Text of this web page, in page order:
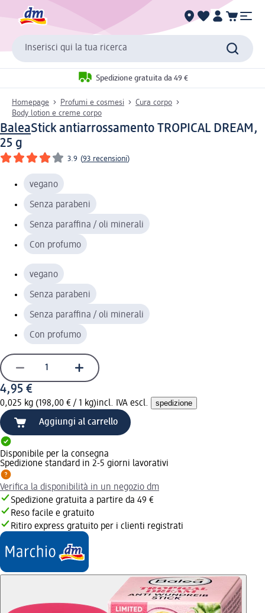
Inserisci qui la tua ricerca
Spedizione gratuita da 49 €
Homepage Profumi e cosmesi
Cura corpo
Body lotion e creme corpo
BaleaStick antiarrossamento TROPICAL DREAM,
25 g
3.9 (93 recensioni)
vegano
Senza parabeni
Senza paraffina / oli minerali
Con profumo
vegano
Senza parabeni
Senza paraffina / oli minerali
Con profumo
4,95 €
0,025 kg (198,00 € / 1 kg)incl. IVA escl. spedizione
Aggiungi al carrello
Disponibile per la consegna
Spedizione standard in 2-5 giorni lavorativi
Verifica la disponibilità in un negozio dm
Spedizione gratuita a partire da 49 €
Reso facile e gratuito
Ritiro express gratuito per i clienti registrati